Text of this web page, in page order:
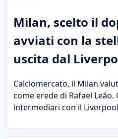
Milan, scelto il
avviati con la
uscita dal
Calciomercato, il Milan
come erede di Rafael
intermediari con il